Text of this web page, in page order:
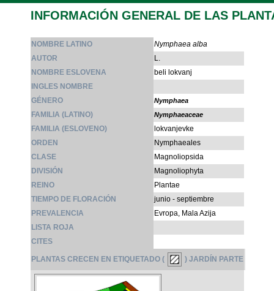
INFORMACIÓN GENERAL DE LAS
NOMBRE LATINO
Nymphaea alba
AUTOR
L.
NOMBRE ESLOVENA
beli lokvanj
INGLES NOMBRE
GÉNERO
Nymphaea
FAMILIA (LATINO) Nymphaeaceae
FAMILIA (ESLOVENO)
lokvanjevke
ORDEN
Nymphaeales
CLASE
Magnoliopsida
DIVISIÓN
Magnoliophyta
REINO
Plantae
TIEMPO DE FLORACIÓN
junio - septiembre
PREVALENCIA
Evropa, Mala Azija
LISTA ROJA
CITES
PLANTAS CRECEN EN ETIQUETADO ( ) JARDÍN PARTE